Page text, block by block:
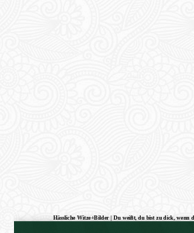
Hässliche Witze+Bilder | Du weißt, du bist zu dick, wenn